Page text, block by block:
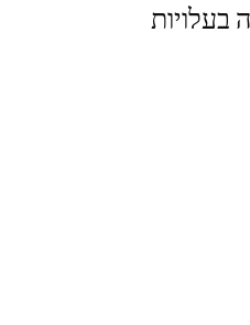
בעלויות